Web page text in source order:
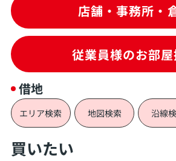
店舗・事務所・
従業員様のお部
借地
エリア検索 地図検索 沿線
買いたい